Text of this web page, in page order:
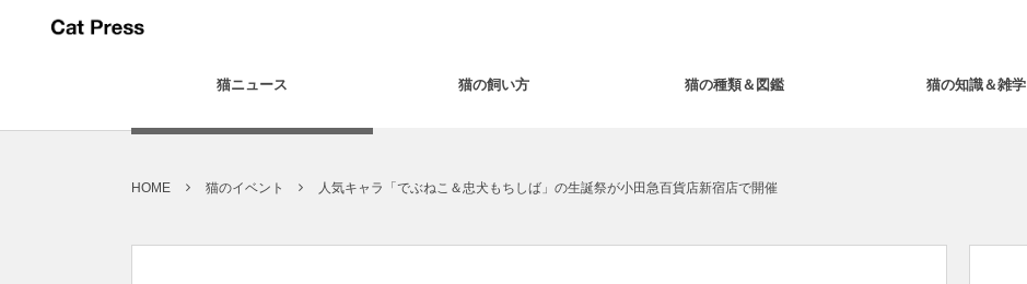
猫ニュース 猫の飼い方 猫の種類＆図鑑 猫の知識＆雑学
HOME 猫のイベント 人気キャラ「でぶねこ＆忠犬もちしば」の生誕祭が小田急百貨店新宿店で開催